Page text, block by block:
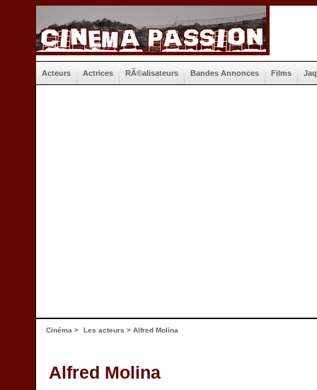
Acteurs Actrices RÃ©alisateurs Bandes Annonces Films
Cinéma > Les acteurs > Alfred Molina
Alfred Molina